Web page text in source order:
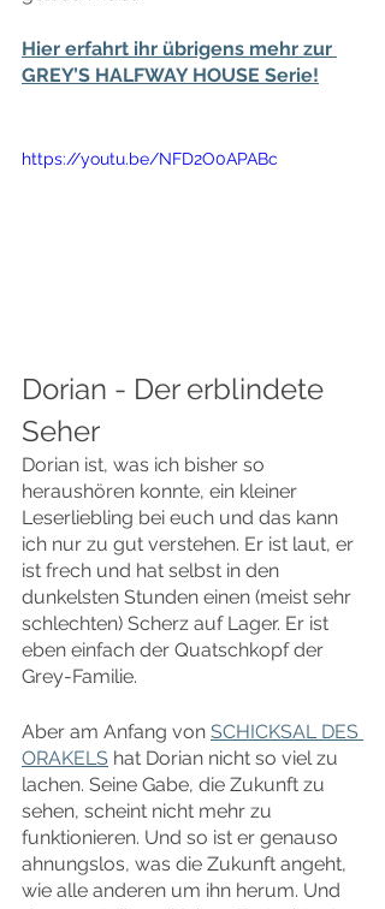
Hier erfahrt ihr übrigens mehr zur
GREY’S HALFWAY HOUSE Serie!
https://youtu.be/NFD2O0APABc
Dorian - Der erblindete
Seher
Dorian ist, was ich bisher so
heraushören konnte, ein kleiner
Leserliebling bei euch und das kann
ich nur zu gut verstehen. Er ist laut, er
ist frech und hat selbst in den
dunkelsten Stunden einen (meist sehr
schlechten) Scherz auf Lager. Er ist
eben einfach der Quatschkopf der
Grey-Familie.
Aber am Anfang von SCHICKSAL DES
ORAKELS hat Dorian nicht so viel zu
lachen. Seine Gabe, die Zukunft zu
sehen, scheint nicht mehr zu
funktionieren. Und so ist er genauso
ahnungslos, was die Zukunft angeht,
wie alle anderen um ihn herum. Und